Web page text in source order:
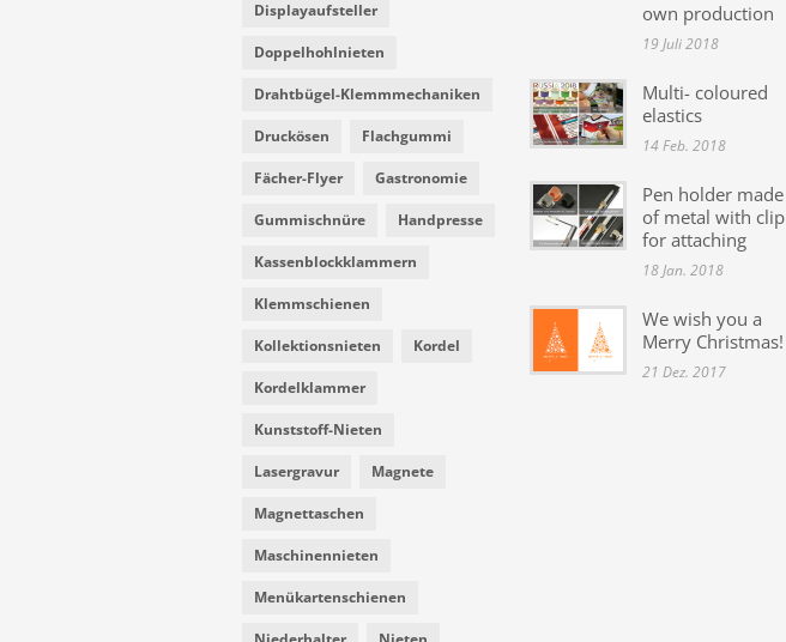
Displayaufsteller
Doppelhohlnieten
Drahtbügel-Klemmmechaniken
Druckösen Flachgummi
Fächer-Flyer Gastronomie
Gummischnüre Handpresse
Kassenblockklammern
Klemmschienen
Kollektionsnieten Kordel
Kordelklammer
Kunststoff-Nieten
Lasergravur Magnete
Magnettaschen
Maschinennieten
Menükartenschienen
own production
19 Juli 2018
Multi- coloured
elastics
14 Feb. 2018
Pen holder made
of metal with clip
for attaching
18 Jan. 2018
We wish you a
Merry Christmas!
21 Dez. 2017